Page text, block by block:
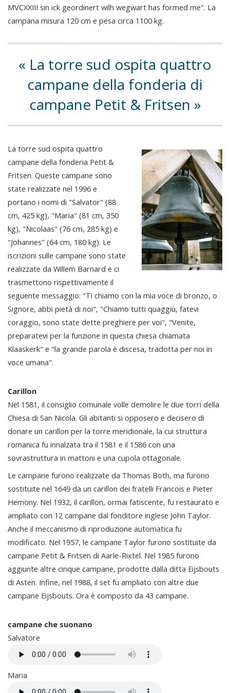
MVCXXIII sin ick geordinert wilh wegwart has formed me". La
campana misura 120 cm e pesa circa 1100 kg.
La torre sud ospita quattro
campane della fonderia di
campane Petit & Fritsen
La torre sud ospita quattro
campane della fonderia Petit &
Fritsen. Queste campane sono
state realizzate nel 1996 e
portano i nomi di "Salvator" (88
cm, 425 kg), "Maria" (81 cm, 350
kg), "Nicolaas" (76 cm, 285 kg) e
"Johannes" (64 cm, 180 kg). Le
iscrizioni sulle campane sono state
realizzate da Willem Barnard e ci
trasmettono rispettivamente il
seguente messaggio: "Ti chiamo con la mia voce di bronzo, o
Signore, abbi pietà di noi", "Chiamo tutti quaggiù, fatevi
coraggio, sono state dette preghiere per voi", "Venite,
preparatevi per la funzione in questa chiesa chiamata
Klaaskerk" e "la grande parola è discesa, tradotta per noi in
voce umana".
Carillon
Nel 1581, il consiglio comunale volle demolire le due torri della
Chiesa di San Nicola. Gli abitanti si opposero e decisero di
donare un carillon per la torre meridionale, la cui struttura
romanica fu innalzata tra il 1581 e il 1586 con una
sovrastruttura in mattoni e una cupola ottagonale.
Le campane furono realizzate da Thomas Both, ma furono
sostituite nel 1649 da un carillon dei fratelli Francois e Pieter
Hemony. Nel 1932, il carillon, ormai fatiscente, fu restaurato e
ampliato con 12 campane dal fonditore inglese John Taylor.
Anche il meccanismo di riproduzione automatica fu
modificato. Nel 1957, le campane Taylor furono sostituite da
campane Petit & Fritsen di Aarle-Rixtel. Nel 1985 furono
aggiunte altre cinque campane, prodotte dalla ditta Eijsbouts
di Asten. Infine, nel 1988, il set fu ampliato con altre due
campane Eijsbouts. Ora è composto da 43 campane.
campane che suonano
Salvatore
Maria